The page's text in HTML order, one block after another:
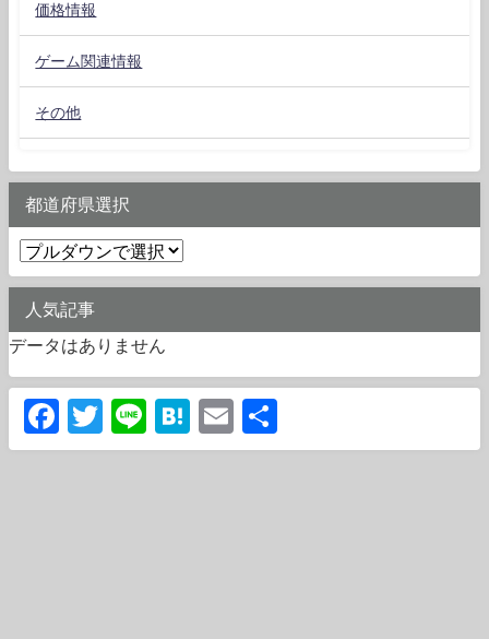
価格情報
ゲーム関連情報
その他
都道府県選択
人気記事
データはありません
Facebook
Twitter
LineHatena
Email
有